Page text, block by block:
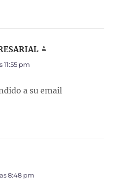
11:55 pm
a su email
8:48 pm